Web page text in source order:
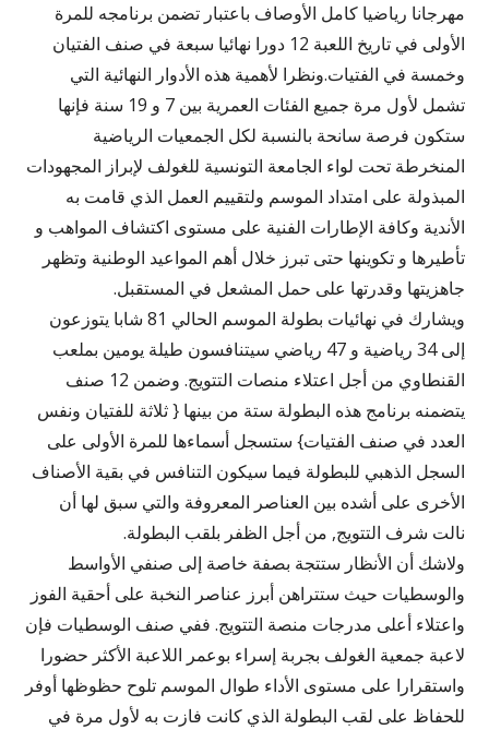
مهرجانا رياضيا كامل الأوصاف باعتبار تضمن برنامجه للمرة
الأولى في تاريخ اللعبة 12 دورا نهائيا سبعة في صنف الفتيان
وخمسة في الفتيات.ونظرا لأهمية هذه الأدوار النهائية التي
تشمل لأول مرة جميع الفئات العمرية بين 7 و 19 سنة فإنها
ستكون فرصة سانحة بالنسبة لكل الجمعيات الرياضية
المنخرطة تحت لواء الجامعة التونسية للغولف لإبراز المجهودات
المبذولة على امتداد الموسم ولتقييم العمل الذي قامت به
الأندية وكافة الإطارات الفنية على مستوى اكتشاف المواهب و
تأطيرها و تكوينها حتى تبرز خلال أهم المواعيد الوطنية وتظهر
جاهزيتها وقدرتها على حمل المشعل في المستقبل.
ويشارك في نهائيات بطولة الموسم الحالي 81 شابا يتوزعون
إلى 34 رياضية و 47 رياضي سيتنافسون طيلة يومين بملعب
القنطاوي من أجل اعتلاء منصات التتويج. وضمن 12 صنف
يتضمنه برنامج هذه البطولة ستة من بينها { ثلاثة للفتيان ونفس
العدد في صنف الفتيات} ستسجل أسماءها للمرة الأولى على
السجل الذهبي للبطولة فيما سيكون التنافس في بقية الأصناف
الأخرى على أشده بين العناصر المعروفة والتي سبق لها أن
نالت شرف التتويج, من أجل الظفر بلقب البطولة.
ولاشك أن الأنظار ستتجة بصفة خاصة إلى صنفي الأواسط
والوسطيات حيث ستتراهن أبرز عناصر النخبة على أحقية الفوز
واعتلاء أعلى مدرجات منصة التتويج. ففي صنف الوسطيات فإن
لاعبة جمعية الغولف بجربة إسراء بوعمر اللاعبة الأكثر حضورا
واستقرارا على مستوى الأداء طوال الموسم تلوح حظوظها أوفر
للحفاظ على لقب البطولة الذي كانت فازت به لأول مرة في